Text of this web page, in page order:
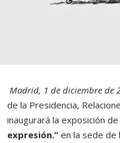
Madrid, 1 de diciembre de
de la Presidencia,
inaugurará la exposición
expresión.” en la sede de